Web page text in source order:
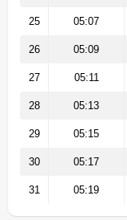
25 05:07
26 05:09
27 05:11
28 05:13
29 05:15
30 05:17
31 05:19